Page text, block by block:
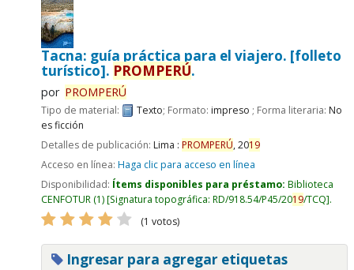
Tacna: guía práctica para el viajero. [folleto
turístico]. PROMPERÚ.
por PROMPERÚ
Tipo de material: Texto; Formato: impreso ; Forma literaria: No
es ficción
Detalles de publicación: Lima : PROMPERÚ,2019
Acceso en línea: Haga clic para acceso en línea
Disponibilidad: Ítems disponibles para préstamo: Biblioteca
CENFOTUR(1) Signatura topográfica: RD/918.54/P45/2019/TCQ .
(1 votos)
Ingresar para agregar etiquetas